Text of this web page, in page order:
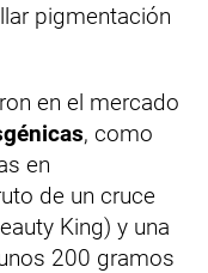
pigmentación
en el mercado
, como
en
de un cruce
King) y una
200 gramos